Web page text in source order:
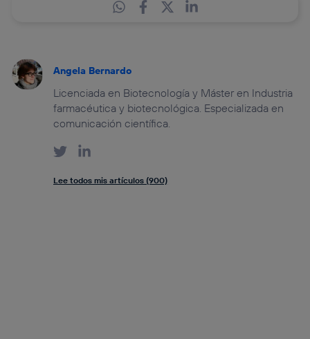
Angela Bernardo
Licenciada en Biotecnología y Máster en Industria
farmacéutica y biotecnológica. Especializada en
comunicación científica.
Lee todos mis artículos (900)